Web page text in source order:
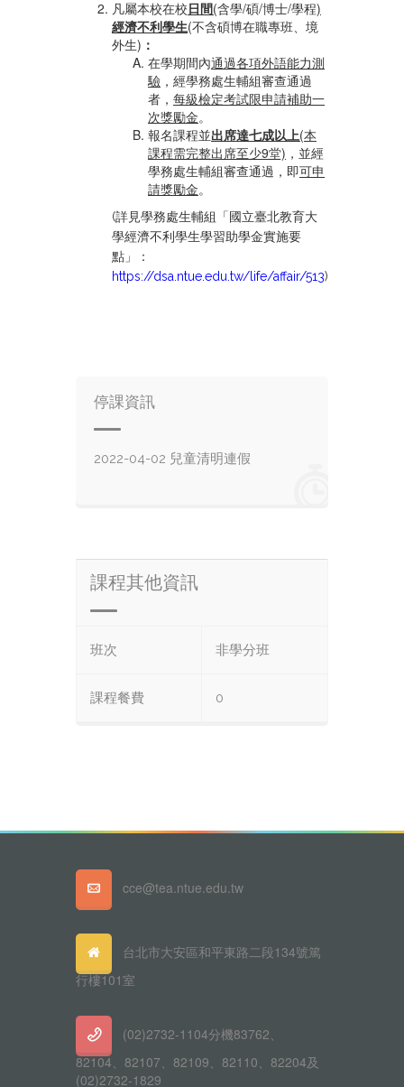
凡屬本校在校日間(含學/碩/博士/學程)
經濟不利學生(不含碩博在職專班、境
外生) ：
在學期間內通過各項外語能力測
驗 ，經學務處生輔組審查通過
者， 每級檢定考試限申請補助一
次獎勵金。
報名課程並出席達七成以上(本
課程需完整出席至少9堂) ，並經
學務處生輔組審查通過，即可申
請獎勵金。
(詳見學務處生輔組「國立臺北教育大
學經濟不利學生學習助學金實施要
點」：
https://dsa.ntue.edu.tw/life/affair/513)
停課資訊
2022-04-02 兒童清明連假
課程其他資訊
班次 非學分班
課程餐費 0
cce@tea.ntue.edu.tw
台北市大安區和平東路二段134號篤
行樓101室
(02)2732-1104分機83762、
82104、82107、82109、82110、82204及
(02)2732-1829